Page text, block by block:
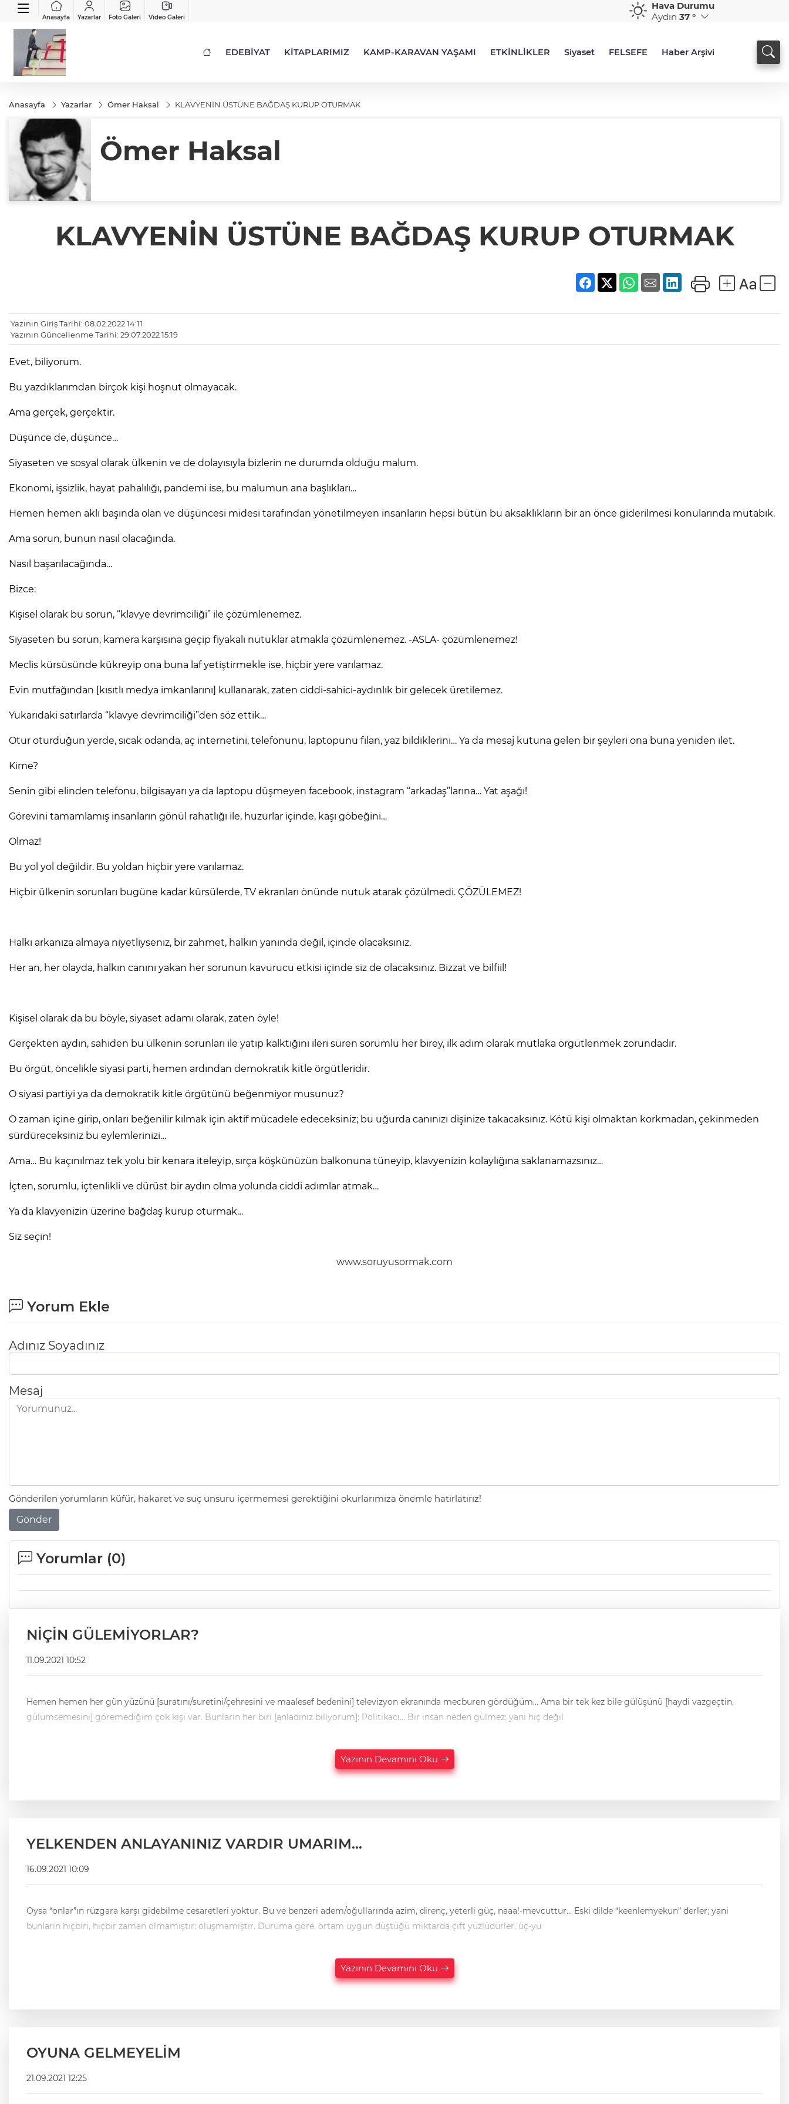
Anasayfa Yazarlar Foto Galeri Video Galeri
Hava Durumu
Aydın 37 °
EDEBİYAT KİTAPLARIMIZ KAMP-KARAVAN YAŞAMI ETKİNLİKLER Siyaset FELSEFE Haber Arşivi
Anasayfa Yazarlar Ömer Haksal KLAVYENİN ÜSTÜNE BAĞDAŞ KURUP OTURMAK
Ömer Haksal
KLAVYENİN ÜSTÜNE BAĞDAŞ KURUP OTURMAK
Yazının Giriş Tarihi: 08.02.2022 14:11
Yazının Güncellenme Tarihi: 29.07.2022 15:19
Evet, biliyorum.
Bu yazdıklarımdan birçok kişi hoşnut olmayacak.
Ama gerçek, gerçektir.
Düşünce de, düşünce…
Siyaseten ve sosyal olarak ülkenin ve de dolayısıyla bizlerin ne durumda olduğu malum.
Ekonomi, işsizlik, hayat pahalılığı, pandemi ise, bu malumun ana başlıkları…
Hemen hemen aklı başında olan ve düşüncesi midesi tarafından yönetilmeyen insanların hepsi bütün bu aksaklıkların bir an önce giderilmesi konularında mutabık.
Ama sorun, bunun nasıl olacağında.
Nasıl başarılacağında…
Bizce:
Kişisel olarak bu sorun, “klavye devrimciliği” ile çözümlenemez.
Siyaseten bu sorun, kamera karşısına geçip fiyakalı nutuklar atmakla çözümlenemez. -ASLA- çözümlenemez!
Meclis kürsüsünde kükreyip ona buna laf yetiştirmekle ise, hiçbir yere varılamaz.
Evin mutfağından [kısıtlı medya imkanlarını] kullanarak, zaten ciddi-sahici-aydınlık bir gelecek üretilemez.
Yukarıdaki satırlarda “klavye devrimciliği”den söz ettik…
Otur oturduğun yerde, sıcak odanda, aç internetini, telefonunu, laptopunu filan, yaz bildiklerini… Ya da mesaj kutuna gelen bir şeyleri ona buna yeniden ilet.
Kime?
Senin gibi elinden telefonu, bilgisayarı ya da laptopu düşmeyen facebook, instagram “arkadaş”larına… Yat aşağı!
Görevini tamamlamış insanların gönül rahatlığı ile, huzurlar içinde, kaşı göbeğini…
Olmaz!
Bu yol yol değildir. Bu yoldan hiçbir yere varılamaz.
Hiçbir ülkenin sorunları bugüne kadar kürsülerde, TV ekranları önünde nutuk atarak çözülmedi. ÇÖZÜLEMEZ!
Halkı arkanıza almaya niyetliyseniz, bir zahmet, halkın yanında değil, içinde olacaksınız.
Her an, her olayda, halkın canını yakan her sorunun kavurucu etkisi içinde siz de olacaksınız. Bizzat ve bilfiil!
Kişisel olarak da bu böyle, siyaset adamı olarak, zaten öyle!
Gerçekten aydın, sahiden bu ülkenin sorunları ile yatıp kalktığını ileri süren sorumlu her birey, ilk adım olarak mutlaka örgütlenmek zorundadır.
Bu örgüt, öncelikle siyasi parti, hemen ardından demokratik kitle örgütleridir.
O siyasi partiyi ya da demokratik kitle örgütünü beğenmiyor musunuz?
O zaman içine girip, onları beğenilir kılmak için aktif mücadele edeceksiniz; bu uğurda canınızı dişinize takacaksınız. Kötü kişi olmaktan korkmadan, çekinmeden
sürdüreceksiniz bu eylemlerinizi…
Ama… Bu kaçınılmaz tek yolu bir kenara iteleyip, sırça köşkünüzün balkonuna tüneyip, klavyenizin kolaylığına saklanamazsınız…
İçten, sorumlu, içtenlikli ve dürüst bir aydın olma yolunda ciddi adımlar atmak…
Ya da klavyenizin üzerine bağdaş kurup oturmak…
Siz seçin!
www.soruyusormak.com
Yorum Ekle
Adınız Soyadınız
Mesaj
Gönderilen yorumların küfür, hakaret ve suç unsuru içermemesi gerektiğini okurlarımıza önemle hatırlatırız!
Gönder
Yorumlar (0)
NİÇİN GÜLEMİYORLAR?
11.09.2021 10:52
Hemen hemen her gün yüzünü [suratını/suretini/çehresini ve maalesef bedenini] televizyon ekranında mecburen gördüğüm… Ama bir tek kez bile gülüşünü [haydi vazgeçtin,
gülümsemesini] göremediğim çok kişi var. Bunların her biri [anladınız biliyorum]: Politikacı… Bir insan neden gülmez; yani hiç değil
Yazının Devamını Oku
YELKENDEN ANLAYANINIZ VARDIR UMARIM…
16.09.2021 10:09
Oysa “onlar”ın rüzgara karşı gidebilme cesaretleri yoktur. Bu ve benzeri adem/oğullarında azim, direnç, yeterli güç, naaa!-mevcuttur… Eski dilde “keenlemyekun” derler; yani
bunların hiçbiri, hiçbir zaman olmamıştır; oluşmamıştır. Duruma göre, ortam uygun düştüğü miktarda çift yüzlüdürler, üç-yü
Yazının Devamını Oku
OYUNA GELMEYELİM
21.09.2021 12:25